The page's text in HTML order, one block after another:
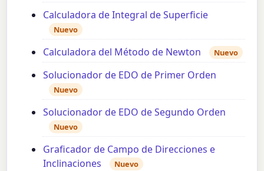
Calculadora de Integral de Superficie
Nuevo
Calculadora del Método de Newton Nuevo
Solucionador de EDO de Primer Orden
Nuevo
Solucionador de EDO de Segundo Orden
Nuevo
Graficador de Campo de Direcciones e
Inclinaciones
Nuevo